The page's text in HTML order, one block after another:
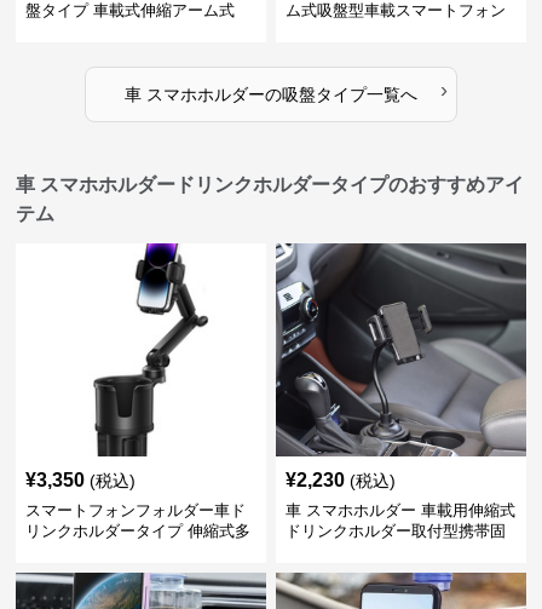
盤タイプ 車載式伸縮アーム式
ム式吸盤型車載スマートフォン
車 スマホホルダーの吸盤タイプ一覧へ ›
車 スマホホルダードリンクホルダータイプのおすすめアイ
テム
¥3,350 (税込)
スマートフォンフォルダー車ド
リンクホルダータイプ 伸縮式多
¥2,230 (税込)
車 スマホホルダー 車載用伸縮式
ドリンクホルダー取付型携帯固